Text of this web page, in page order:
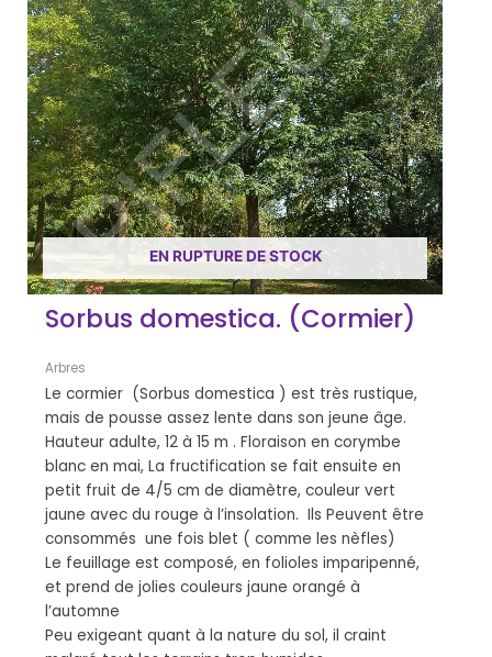
EN RUPTURE DE STOCK
Sorbus domestica. (Cormier)
Arbres
Le cormier (Sorbus domestica ) est très rustique,
mais de pousse assez lente dans son jeune âge.
Hauteur adulte, 12 à 15 m . Floraison en corymbe
blanc en mai, La fructification se fait ensuite en
petit fruit de 4/5 cm de diamètre, couleur vert
jaune avec du rouge à l’insolation. Ils Peuvent être
consommés une fois blet ( comme les nèfles)
Le feuillage est composé, en folioles imparipenné,
et prend de jolies couleurs jaune orangé à
l’automne
Peu exigeant quant à la nature du sol, il craint